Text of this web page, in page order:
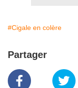
#Cigale en colère
Partager